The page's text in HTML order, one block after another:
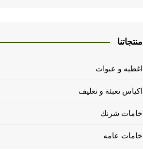
منتجاتنا
اغطيه و عبوات
اكياس تعبئة و تغليف
خامات شرنك
خامات عامه